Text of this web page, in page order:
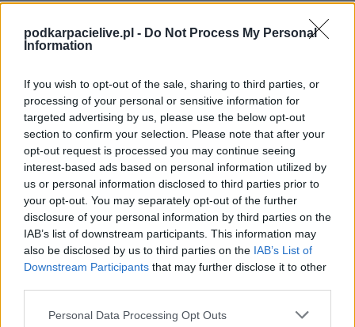
podkarpacielive.pl - Do Not Process My Personal
Information
If you wish to opt-out of the sale, sharing to third parties, or
processing of your personal or sensitive information for
targeted advertising by us, please use the below opt-out
section to confirm your selection. Please note that after your
opt-out request is processed you may continue seeing
interest-based ads based on personal information utilized by
us or personal information disclosed to third parties prior to
your opt-out. You may separately opt-out of the further
disclosure of your personal information by third parties on the
IAB’s list of downstream participants. This information may
also be disclosed by us to third parties on the IAB’s List of
Downstream Participants that may further disclose it to other
Please note that this website/app uses one or more Google
Personal Data Processing Opt Outs
zostanie w ramach Centralna Liga Juniorów (9. kolejki - Centralna Liga
Juniorów).
bramek, kartki, składy, statystyki i informacje o przebiegu
spotkania. To kompletne źródło danych dla kibiców i pasjonatów
lokalnej piłki nożnej. Jeżeli aktualnie nie widzisz tutaj danych z pewnością
pracujemy nad tym żeby je uzupełnić.
Wynik meczu Śląsk Wrocław CLJ vs Wisła Kraków CLJ
Po zakończeniu spotkania automatycznie publikujemyoficjalny wynik
spotkania, a także dane meczowe, jeśli są dostępne.
Pełny harmonogram rozgrywek dostępny jest tutaj:Centralna Liga
Juniorów - terminarz .
Informacje o składach i strzelcach
W miarę dostępności danych, publikujemyskłady wyjściowe,
aktualizujemy zależnie od poziomu ligi i dostępnych źródeł.
Śledź mecze swojej drużyny